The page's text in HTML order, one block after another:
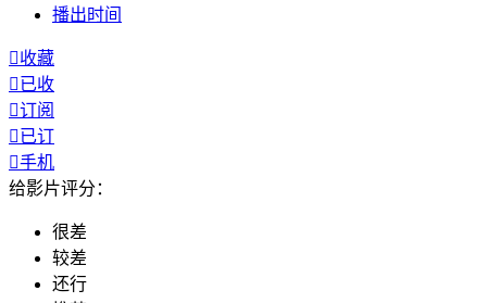
播出时间
收藏
已收
订阅
已订
手机
给影片评分：
很差
较差
还行